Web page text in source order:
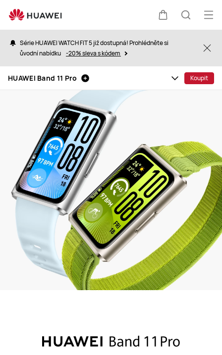
Band
11
Pro
KošíkHledat
Série HUAWEI WATCH FIT 5 již dostupná! Prohlédněte si
ůvodní nabídku -20% sleva s kódem
HUAWEI Band 11 Pro Koupit